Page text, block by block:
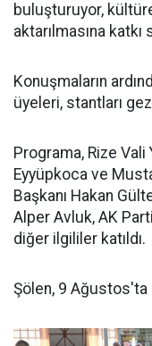
buluşturuyor,
aktarılmasına
Konuşmaların
üyeleri, stantları
Programa, Rize Vali
Eyyüpkoca ve
Başkanı Hakan
Alper Avluk, AK
diğer ilgililer katıldı.
Şölen, 9